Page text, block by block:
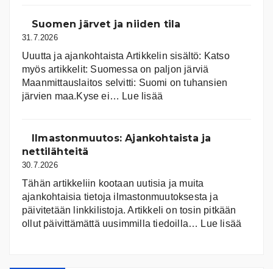
Suomen järvet ja niiden tila
31.7.2026
Uuutta ja ajankohtaista Artikkelin sisältö: Katso
myös artikkelit: Suomessa on pal­jon jär­viä
Maanmittauslaitos selvitti: Suomi on tuhansien
järvien maa.Kyse ei… Lue lisää
ja
Ilmastonmuutos: Ajankohtaista ja
nettilähteitä
30.7.2026
Tähän artikkeliin kootaan uutisia ja muita
ajankohtaisia tietoja ilmastonmuutoksesta ja
päivitetään linkkilistoja. Artikkeli on tosin pitkään
ollut päivittämättä uusimmilla tiedoilla… Lue lisää